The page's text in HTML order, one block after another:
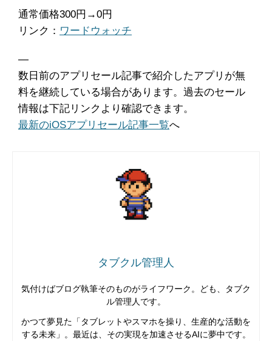
通常価格300円→0円
リンク： ワードウォッチ
―
数日前のアプリセール記事で紹介したアプリが無
料を継続している場合があります。過去のセール
情報は下記リンクより確認できます。
最新のiOSアプリセール記事一覧へ
タブクル管理人
気付けばブログ執筆そのものがライフワーク。ども、タブク
ル管理人です。
かつて夢見た「タブレットやスマホを操り、生産的な活動を
する未来」。最近は、その実現を加速させるAIに夢中です。